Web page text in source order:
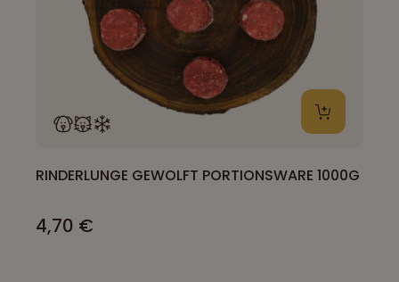
RINDERLUNGE GEWOLFT PORTIONSWARE 1000G
4,70 €